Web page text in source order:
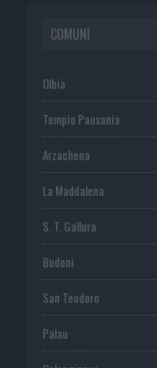
COMUNI
Olbia
Tempio Pausania
Arzachena
La Maddalena
S. T. Gallura
Budoni
San Teodoro
Palau